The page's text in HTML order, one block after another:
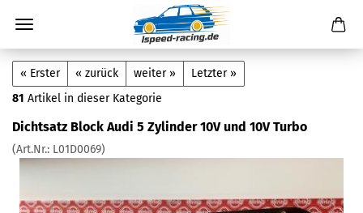
« Erster « zurück weiter »
Letzter »
81 Artikel in dieser Kategorie
Dichtsatz Block Audi 5 Zylinder 10V und 10V Turbo
(Art.Nr.: L01D0069)